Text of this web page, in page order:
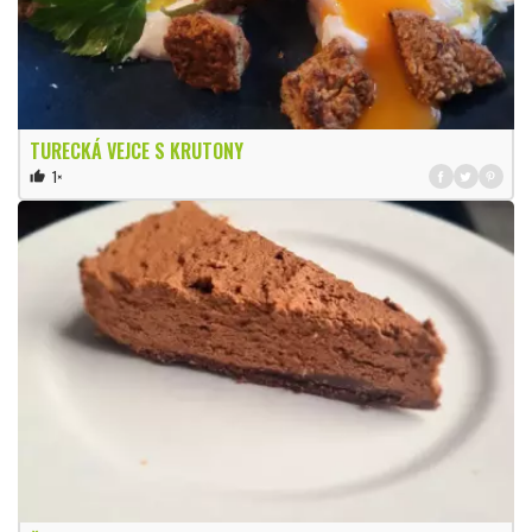
TURECKÁ VEJCE S KRUTONY
thumb_up 1×